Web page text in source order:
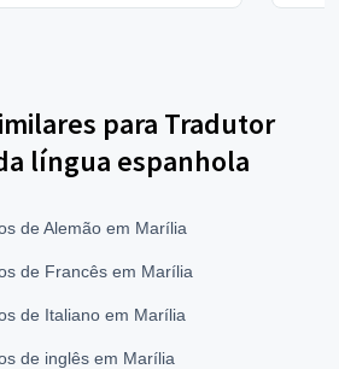
para Tradutor
língua espanhola
de Alemão em Marília
de Francês em Marília
de Italiano em Marília
de inglês em Marília